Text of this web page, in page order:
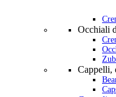
Occhiali
Cappelli,